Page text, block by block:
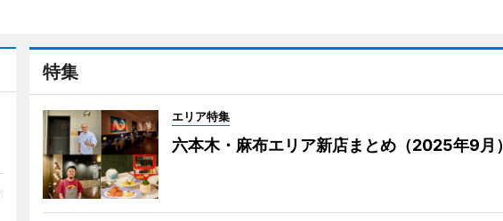
特集
エリア特集
六本木・麻布エリア新店まとめ（2025年9月）